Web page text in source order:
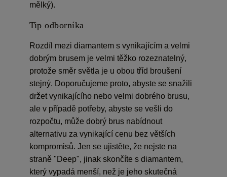
mělký).
Tip odborníka
Rozdíl mezi diamantem s vynikajícím a velmi
dobrým brusem je velmi těžko rozeznatelný,
protože směr světla je u obou tříd broušení
stejný. Doporučujeme proto, abyste se snažili
držet vynikajícího nebo velmi dobrého brusu,
ale v případě potřeby, abyste se vešli do
rozpočtu, může dobrý brus nabídnout
alternativu za vynikající cenu bez větších
kompromisů. Jen se ujistěte, že nejste na
straně "Deep", jinak skončíte s diamantem,
který vypadá menší, než je jeho skutečná